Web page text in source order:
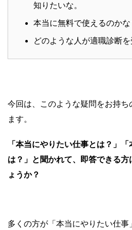
知りたいな。
本当に無料で使えるのかな
どのような人が適職診断を
今回は、このような疑問をお持ち
ます。
「本当にやりたい仕事とは？」
は？」と聞かれて、即答できる
ょうか？
多くの方が「本当にやりたい仕